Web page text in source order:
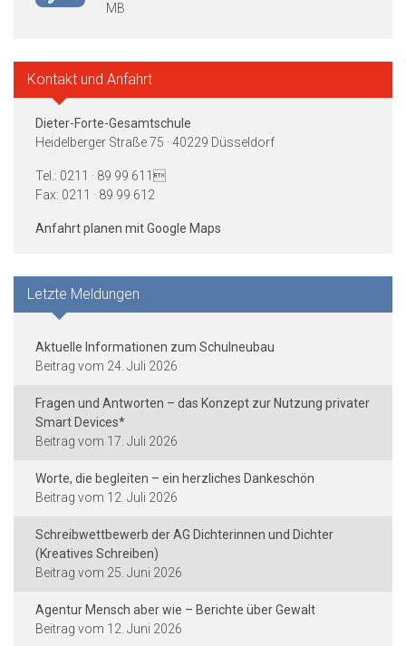
MB
Kontakt und Anfahrt
Dieter-Forte-Gesamtschule
Heidelberger Straße 75 · 40229 Düsseldorf
Tel.: 0211 · 89 99 611
Fax: 0211 · 89 99 612
Anfahrt planen mit Google Maps
Letzte Meldungen
Aktuelle Informationen zum Schulneubau
24. Juli 2026
Fragen und Antworten – das Konzept zur Nutzung privater
Smart Devices*
17. Juli 2026
Worte, die begleiten – ein herzliches Dankeschön
12. Juli 2026
Schreibwettbewerb der AG Dichterinnen und Dichter
(Kreatives Schreiben)
25. Juni 2026
Agentur Mensch aber wie – Berichte über Gewalt
12. Juni 2026